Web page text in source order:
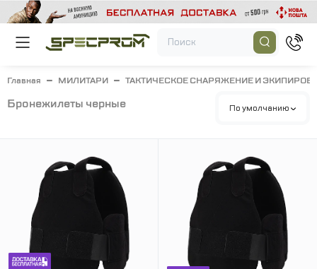
Главная МИЛИТАРИ ТАКТИЧЕСКОЕ СНАРЯЖЕНИЕ И
бронежилеты черные По умолчанию